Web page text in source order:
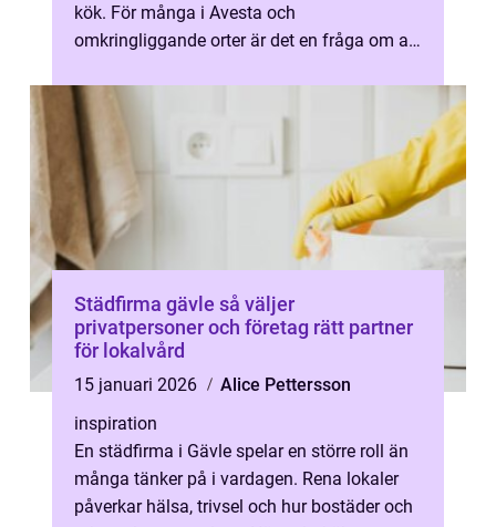
kök. För många i Avesta och
omkringliggande orter är det en fråga om att
Städfirma gävle så väljer
privatpersoner och företag rätt partner
för lokalvård
15 januari 2026
Alice Pettersson
inspiration
En städfirma i Gävle spelar en större roll än
många tänker på i vardagen. Rena lokaler
påverkar hälsa, trivsel och hur bostäder och